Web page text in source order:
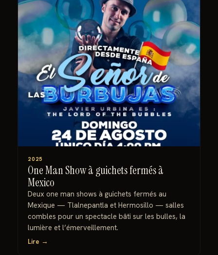
2025
One Man Show à guichets fermés à
Mexico
Deux one man shows à guichets fermés au
Mexique — Tlalnepantla et Hermosillo — salles
combles pour un spectacle bâti sur les bulles, la
lumière et l’émerveillement.
Lire →